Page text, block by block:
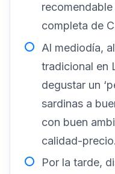
completa de
Al mediodía,
tradicional en
degustar un
sardinas a
con buen
calidad-precio.
Por la tarde,